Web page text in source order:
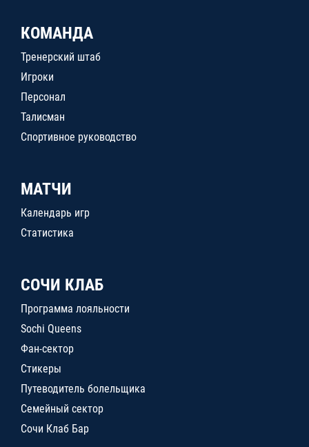
КОМАНДА
Тренерский штаб
Игроки
Персонал
Талисман
Спортивное руководство
МАТЧИ
Календарь игр
Статистика
СОЧИ КЛАБ
Программа лояльности
Sochi Queens
Фан-сектор
Стикеры
Путеводитель болельщика
Семейный сектор
Сочи Клаб Бар